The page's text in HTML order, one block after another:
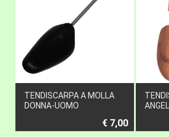
TENDISCARPA A MOLLA
DONNA-UOMO
€ 7,00
ANGEL